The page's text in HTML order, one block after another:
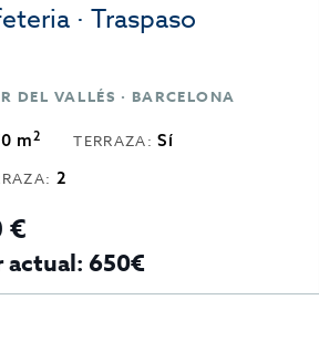
· Traspaso
· SANTS · BARCELONA
m2
€
650